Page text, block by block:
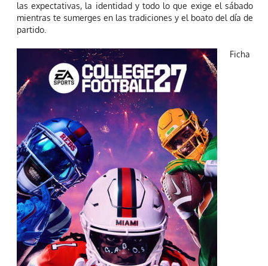
las expectativas, la identidad y todo lo que exige el sábado
mientras te sumerges en las tradiciones y el boato del día de
partido.
Ficha